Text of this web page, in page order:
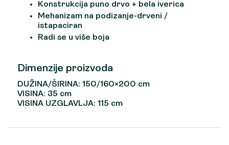
Konstrukcija puno drvo + bela iverica
Mehanizam na podizanje-drveni /
istapaciran
Radi se u više boja
Dimenzije proizvoda
DUŽINA/ŠIRINA: 150/160×200 cm
VISINA: 35 cm
VISINA UZGLAVLJA: 115 cm